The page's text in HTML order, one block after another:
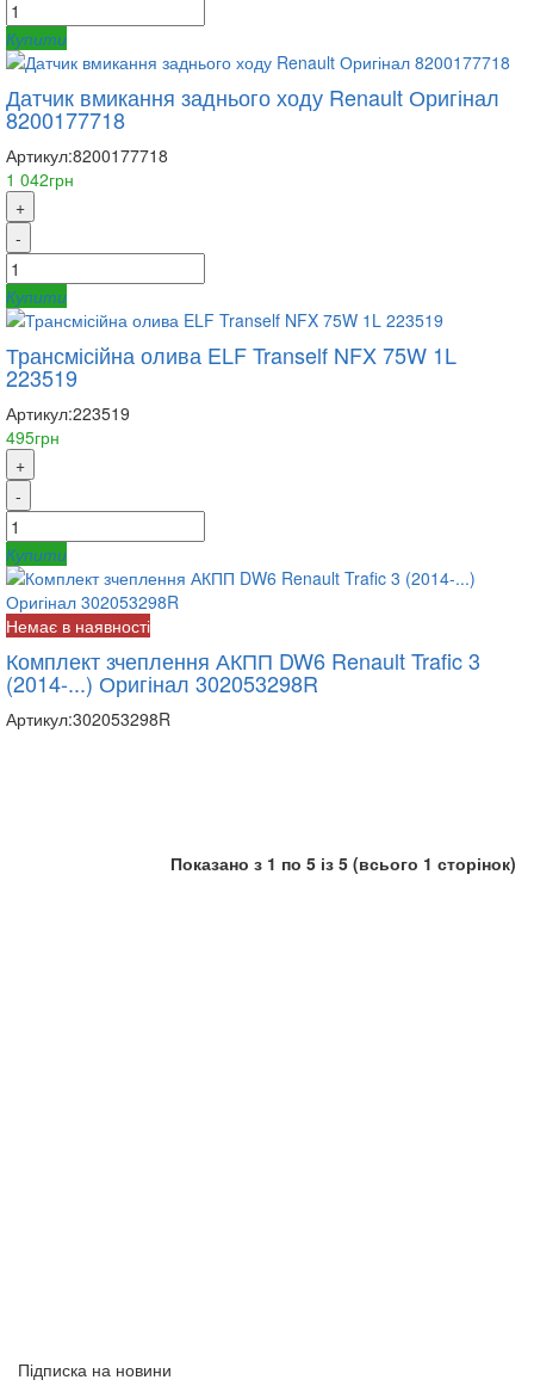
Купити
Датчик вмикання заднього ходу Renault Оригінал
8200177718
Артикул:8200177718
1 042грн
+
-
Купити
Трансмісійна олива ELF Tranself NFX 75W 1L
223519
Артикул:223519
495грн
+
-
Купити
Немає в наявності
Комплект зчеплення АКПП DW6 Renault Trafic 3
(2014-...) Оригінал 302053298R
Артикул:302053298R
Показано з 1 по 5 із 5 (всього 1 сторінок)
Підписка на новини